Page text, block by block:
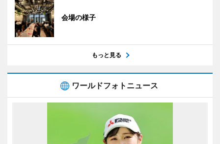
会場の様子
もっと見る
ワールドフォトニュース